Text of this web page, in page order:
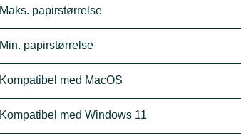
Maks. papirstørrelse
Min. papirstørrelse
Kompatibel med MacOS
Kompatibel med Windows 11